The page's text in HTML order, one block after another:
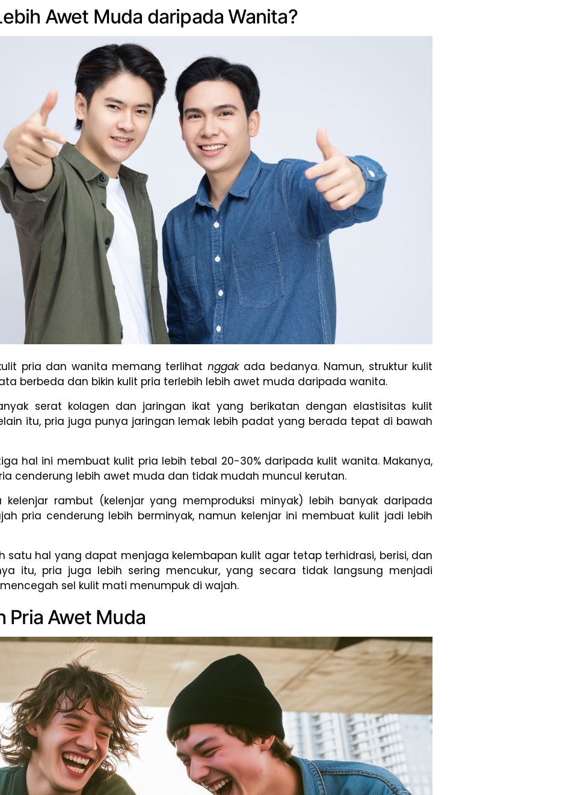
Awet Muda daripada Wanita?
pria dan wanita memang terlihat nggak ada bedanya. Namun, struktur kulit
berbeda dan bikin kulit pria terlebih lebih awet muda daripada wanita.
serat kolagen dan jaringan ikat yang berikatan dengan elastisitas kulit
itu, pria juga punya jaringan lemak lebih padat yang berada tepat di bawah
hal ini membuat kulit pria lebih tebal 20-30% daripada kulit wanita. Makanya,
cenderung lebih awet muda dan tidak mudah muncul kerutan.
kelenjar rambut (kelenjar yang memproduksi minyak) lebih banyak daripada
pria cenderung lebih berminyak, namun kelenjar ini membuat kulit jadi lebih
satu hal yang dapat menjaga kelembapan kulit agar tetap terhidrasi, berisi, dan
itu, pria juga lebih sering mencukur, yang secara tidak langsung menjadi
sel kulit mati menumpuk di wajah.
Pria Awet Muda